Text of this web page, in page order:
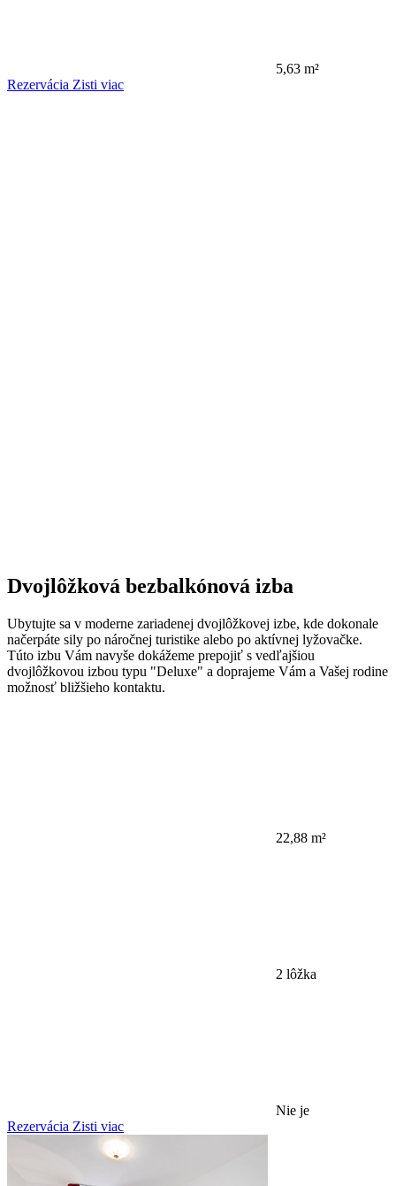
5,63 m²
Rezervácia Zisti viac
Dvojlôžková bezbalkónová izba
Ubytujte sa v moderne zariadenej dvojlôžkovej izbe, kde dokonale
načerpáte sily po náročnej turistike alebo po aktívnej lyžovačke.
Túto izbu Vám navyše dokážeme prepojiť s vedľajšiou
dvojlôžkovou izbou typu "Deluxe" a doprajeme Vám a Vašej rodine
možnosť bližšieho kontaktu.
22,88 m²
2 lôžka
Nie je
Rezervácia Zisti viac